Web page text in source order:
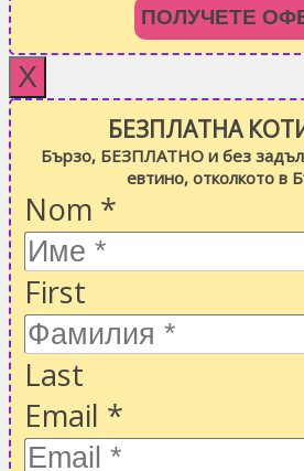
ПОЛУЧЕТЕ
X
БЕЗПЛАТНА
Бързо, БЕЗПЛАТНО и без
евтино, отколкото в
Nom *
First
Last
Email *